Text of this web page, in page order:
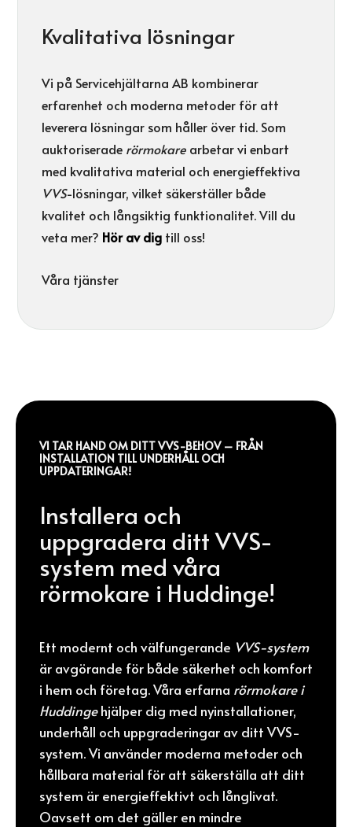
Kvalitativa lösningar
Vi på Servicehjältarna AB kombinerar
erfarenhet och moderna metoder för att
leverera lösningar som håller över tid. Som
auktoriserade rörmokare arbetar vi enbart
med kvalitativa material och energieffektiva
VVS-lösningar, vilket säkerställer både
kvalitet och långsiktig funktionalitet. Vill du
veta mer? Hör av dig till oss!
Våra tjänster
VI TAR HAND OM DITT VVS-BEHOV – FRÅN
INSTALLATION TILL UNDERHÅLL OCH
UPPDATERINGAR!
Installera och
uppgradera ditt VVS-
system med våra
rörmokare i Huddinge!
Ett modernt och välfungerande VVS-system
är avgörande för både säkerhet och komfort
i hem och företag. Våra erfarna rörmokare i
Huddingehjälper dig med nyinstallationer,
underhåll och uppgraderingar av ditt VVS-
system. Vi använder moderna metoder och
hållbara material för att säkerställa att ditt
system är energieffektivt och långlivat.
Oavsett om det gäller en mindre